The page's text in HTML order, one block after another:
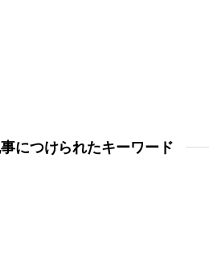
につけられたキーワード